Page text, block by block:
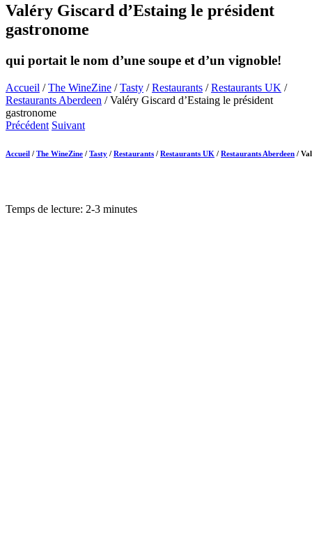
Valéry Giscard d’Estaing le président
gastronome
qui portait le nom d’une soupe et d’un vignoble!
Accueil /The WineZine /Tasty /Restaurants /Restaurants UK /
Restaurants Aberdeen /Valéry Giscard d’Estaing le président
gastronome
Précédent Suivant
Accueil / The WineZine / Tasty / Restaurants / Restaurants UK / Restaurants Aberdeen /
Temps de lecture: 2-3 minutes